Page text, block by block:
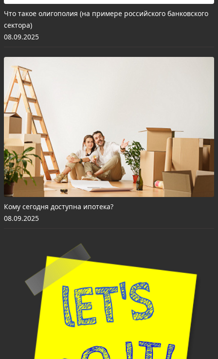
Что такое олигополия (на примере российского банковского
сектора)
08.09.2025
Кому сегодня доступна ипотека?
08.09.2025